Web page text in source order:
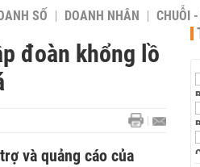
SỐ DOANH NHÂN CHUỖI
đoàn khổng lồ
và quảng cáo của